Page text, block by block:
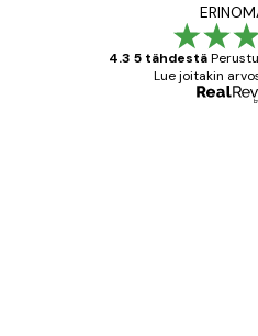
4.3 5 tähdestä
Lue joitakin